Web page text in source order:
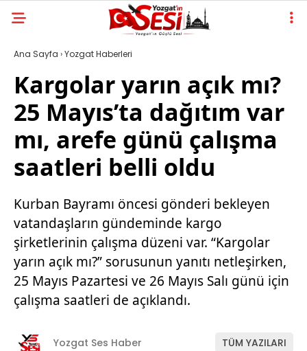
Ana Sayfa ›Yozgat Haberleri
Kargolar yarın açık mı?
25 Mayıs’ta dağıtım var
mı, arefe günü çalışma
saatleri belli oldu
Kurban Bayramı öncesi gönderi bekleyen
vatandaşların gündeminde kargo
şirketlerinin çalışma düzeni var. “Kargolar
yarın açık mı?” sorusunun yanıtı netleşirken,
25 Mayıs Pazartesi ve 26 Mayıs Salı günü için
çalışma saatleri de açıklandı.
Yozgat Ses Haber TÜM YAZILARI